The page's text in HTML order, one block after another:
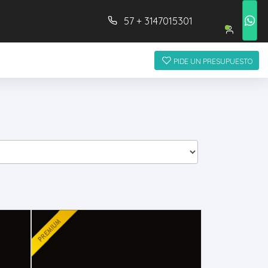
57 + 3147015301
PIDE UN PRESUPUESTO